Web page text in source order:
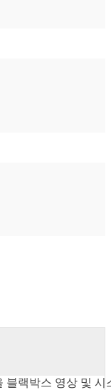
랙박스 영상 및